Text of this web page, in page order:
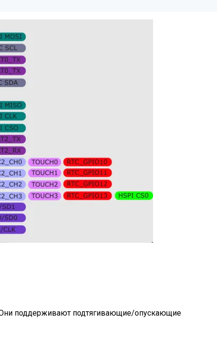
поддерживают подтягивающие/опускающие